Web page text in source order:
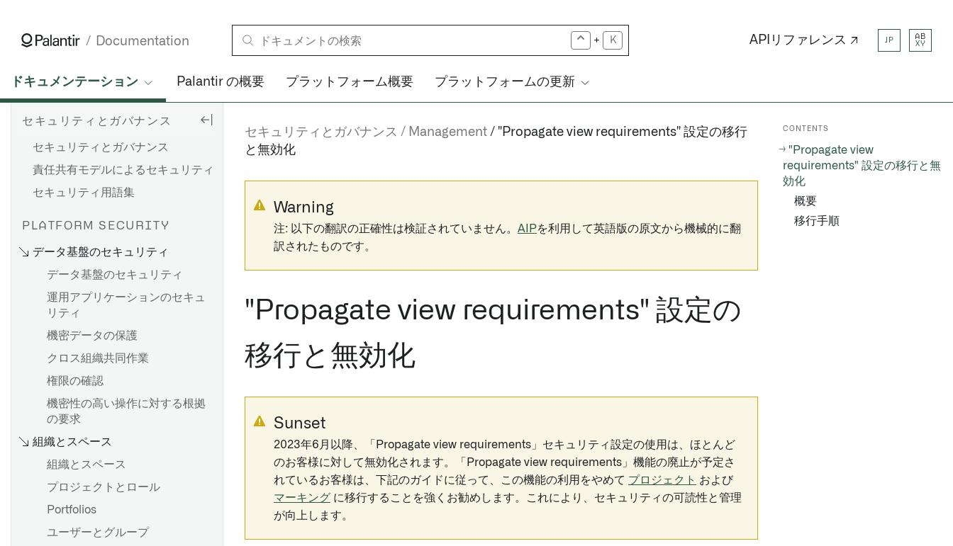
Documentation + K APIリファレンス ↗ JP
AB
XY
ドキュメンテーション Palantir の概要 プラットフォーム概要 プラットフォームの更新
セキュリティとガバナンス
セキュリティとガバナンス
責任共有モデルによるセキュリティ
セキュリティ用語集
PLATFORM SECURITY
データ基盤のセキュリティ
データ基盤のセキュリティ
運用アプリケーションのセキュ
リティ
機密データの保護
クロス組織共同作業
権限の確認
機密性の高い操作に対する根拠
の要求
組織とスペース
組織とスペース
プロジェクトとロール
Portfolios
ユーザーとグループ
セキュリティとガバナンス Management
"Propagate view requirements" 設定の移行
と無効化
Warning
注: 以下の翻訳の正確性は検証されていません。 AIPを利用して英語版の原文から機械的に翻
訳されたものです。
"Propagate view requirements" 設定の
移行と無効化
Sunset
2023年6月以降、「Propagate view requirements」セキュリティ設定の使用は、ほとんど
のお客様に対して無効化されます。「Propagate view requirements」機能の廃止が予定さ
れているお客様は、下記のガイドに従って、この機能の利用をやめて プロジェクト および
マーキング に移行することを強くお勧めします。これにより、セキュリティの可読性と管理
が向上します。
CONTENTS
"Propagate view
requirements" 設定の移行と無
効化
概要
移行手順